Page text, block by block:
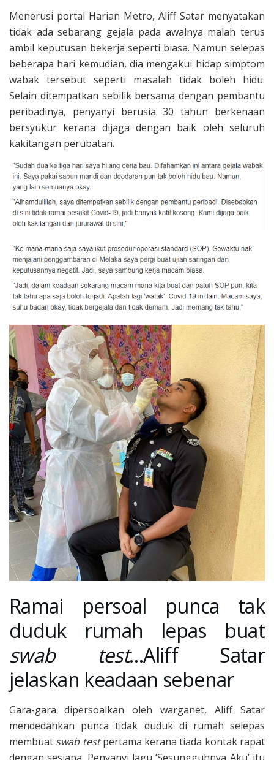
Menerusi portal Harian Metro, Aliff Satar menyatakan
tidak ada sebarang gejala pada awalnya malah terus
ambil keputusan bekerja seperti biasa. Namun selepas
beberapa hari kemudian, dia mengakui hidap simptom
wabak tersebut seperti masalah tidak boleh hidu.
Selain ditempatkan sebilik bersama dengan pembantu
peribadinya, penyanyi berusia 30 tahun berkenaan
bersyukur kerana dijaga dengan baik oleh seluruh
kakitangan perubatan.
Ramai persoal punca tak
duduk rumah lepas buat
swab test…Aliff Satar
jelaskan keadaan sebenar
Gara-gara dipersoalkan oleh warganet, Aliff Satar
mendedahkan punca tidak duduk di rumah selepas
membuat swab testpertama kerana tiada kontak rapat